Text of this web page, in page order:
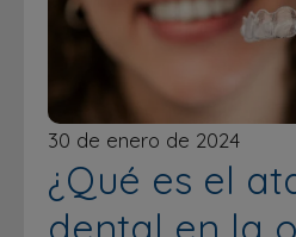
30 de enero de 2024
¿Qué es el